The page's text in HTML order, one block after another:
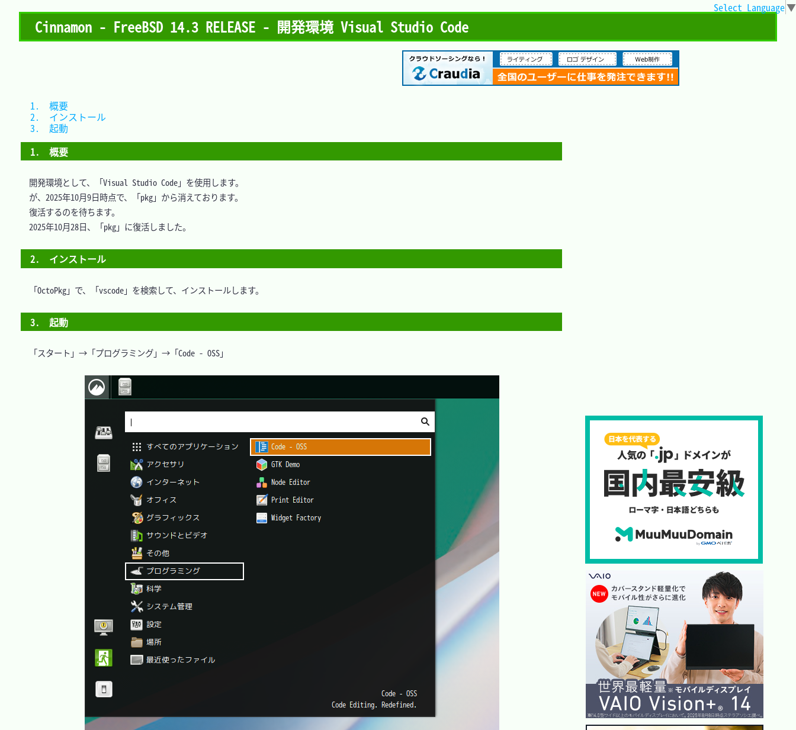
Cinnamon - FreeBSD 14.3 RELEASE - 開発環境 Visual Studio Code
Select Language▼
1.　概要
開発環境として、「Visual Studio Code」を使用します。
が、2025年10月9日時点で、「pkg」から消えております。
復活するのを待ちます。
2025年10月28日、「pkg」に復活しました。
2.　インストール
「OctoPkg」で、「vscode」を検索して、インストールします。
3.　起動
「スタート」→「プログラミング」→「Code - OSS」